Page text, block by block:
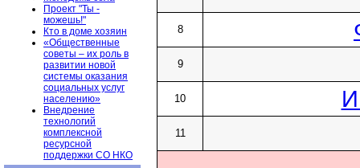
Проект "Ты -
можешь!"
Кто в доме хозяин
«Общественные
советы – их роль в
развитии новой
системы оказания
социальных услуг
населению»
Внедрение
технологий
комплексной
ресурсной
поддержки СО НКО
8
9
10
11